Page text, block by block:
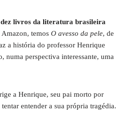
dez livros da literatura brasileira
Amazon, temos O avesso da pele, de
a história do professor Henrique
numa perspectiva interessante, uma
a Henrique, seu pai morto por
entender a sua própria tragédia.